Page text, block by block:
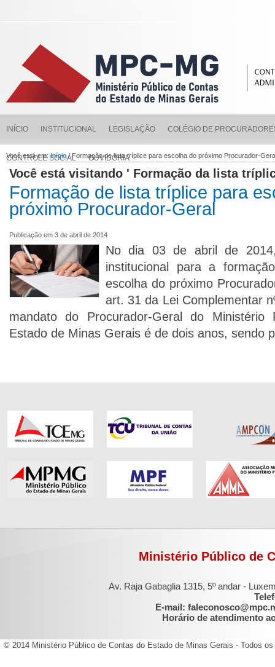
INÍCIO INSTITUCIONAL LEGISLAÇÃO COLÉGIO DE
CONTROLE SOCIAL OUVIDORIA
Você está em:Início/ Formação de lista tríplice para escolha do próximo Procurador-
Você está visitando ' Formação da lista
Formação de lista tríplice para
próximo Procurador-Geral
Publicação em 3 de abril de 2014
No dia 03 de abril de
institucional para a
escolha do próximo
art. 31 da Lei Complementar
mandato do Procurador-Geral do
Estado de Minas Gerais é de dois anos, sendo
Ministério Público de
Av. Raja Gabaglia 1315, 5º andar -
E-mail:
Horário de atendimento
© 2014 Ministério Público de Contas do Estado de Minas Gerais - Todos